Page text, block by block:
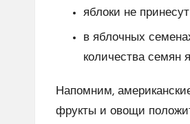
яблоки не
в яблочных
количества семян
Напомним,
фрукты и овощи